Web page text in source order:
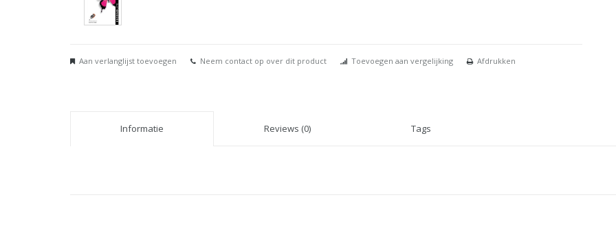
Aan verlanglijst toevoegen Neem contact op over dit product Toevoegen aan vergelijking Afdrukken
Informatie Reviews (0) Tags